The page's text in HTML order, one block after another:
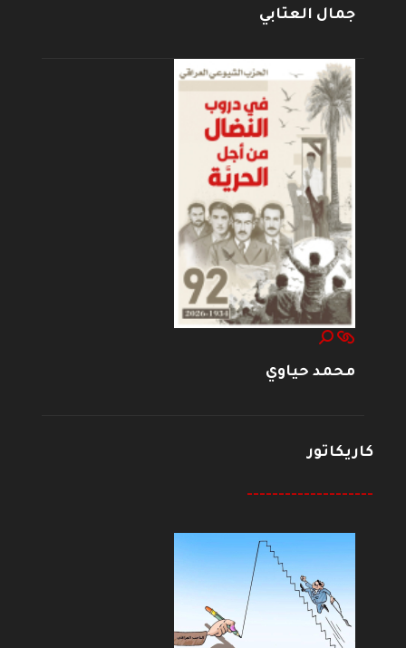
جمال العتابي
محمد حياوي
كاريكاتور
--------------------